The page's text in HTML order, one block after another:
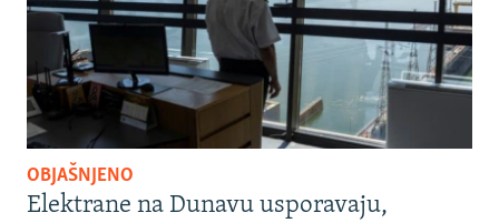
OBJAŠNJENO
Elektrane na Dunavu usporavaju,